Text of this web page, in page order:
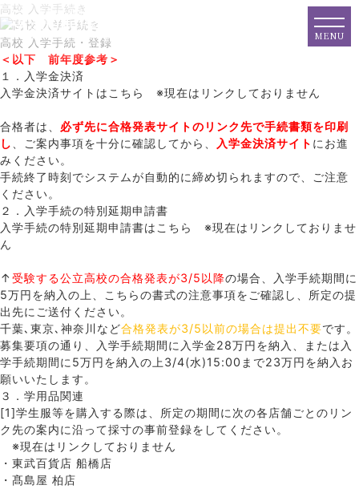
MENU
高校 入学手続き
高校 入学手続・登録
＜以下 前年度参考＞
１．入学金決済
入学金決済サイトはこちら ※現在はリンクしておりません
合格者は、 必ず先に合格発表サイトのリンク先で手続書類を印刷
し
、ご案内事項を十分に確認してから、 入学金決済サイト にお進
みください。
手続終了時刻でシステムが自動的に締め切られますので、ご注意
ください。
２．入学手続の特別延期申請書
入学手続の特別延期申請書はこちら ※現在はリンクしておりませ
ん
↑受験する公立高校の合格発表が3/5以降の場合、入学手続期間に
5万円を納入の上、こちらの書式の注意事項をご確認し、所定の提
出先にご送付ください。
千葉､東京､神奈川など合格発表が3/5以前の場合は提出不要です。
募集要項の通り、入学手続期間に入学金28万円を納入、または入
学手続期間に5万円を納入の上3/4(水)15:00まで23万円を納入お
願いいたします。
３．学用品関連
[1]学生服等を購入する際は、所定の期間に次の各店舗ごとのリン
ク先の案内に沿って採寸の事前登録をしてください。
※現在はリンクしておりません
・東武百貨店 船橋店
・髙島屋 柏店